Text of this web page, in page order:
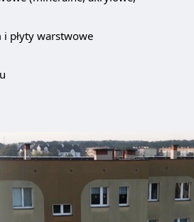
płyty warstwowe